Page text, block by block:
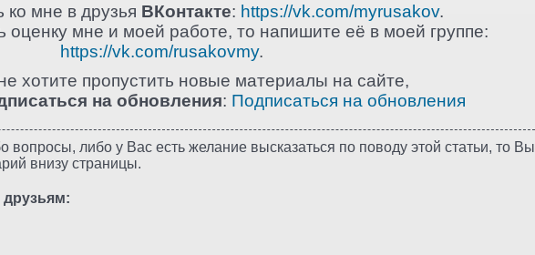
ко мне в друзья ВКонтакте: https://vk.com/myrusakov.
оценку мне и моей работе, то напишите её в моей группе:
https://vk.com/rusakovmy.
хотите пропустить новые материалы на сайте,
на обновления: Подписаться на обновления
вопросы, либо у Вас есть желание высказаться по поводу этой статьи, то Вы
внизу страницы.
друзьям: